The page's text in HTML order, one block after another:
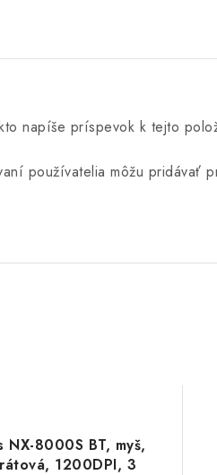
napíše príspevok k tejto
používatelia môžu pridávať
NX-8000S BT, myš,
1200DPI, 3